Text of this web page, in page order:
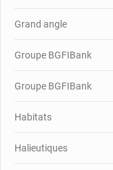
Grand angle
Groupe BGFIBank
Groupe BGFIBank
Habitats
Halieutiques